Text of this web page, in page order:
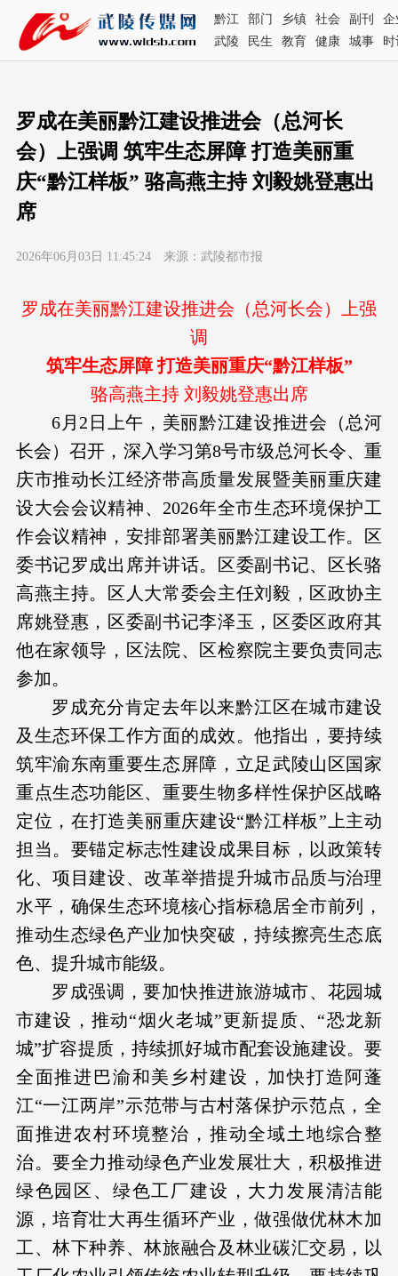
黔江 部门 乡镇 社会 副刊
企
武陵
民生 教育 健康 城事 时
罗成在美丽黔江建设推进会（总河长
会）上强调 筑牢生态屏障 打造美丽重
庆“黔江样板” 骆高燕主持 刘毅姚登惠出
席
2026年06月03日 11:45:24 来源：武陵都市报
罗成在美丽黔江建设推进会（总河长会）上强
调
筑牢生态屏障 打造美丽重庆“黔江样板”
骆高燕主持 刘毅姚登惠出席
6月2日上午，美丽黔江建设推进会（总河
长会）召开，深入学习第8号市级总河长令、重
庆市推动长江经济带高质量发展暨美丽重庆建
设大会会议精神、2026年全市生态环境保护工
作会议精神，安排部署美丽黔江建设工作。区
委书记罗成出席并讲话。区委副书记、区长骆
高燕主持。区人大常委会主任刘毅，区政协主
席姚登惠，区委副书记李泽玉，区委区政府其
他在家领导，区法院、区检察院主要负责同志
参加。
罗成充分肯定去年以来黔江区在城市建设
及生态环保工作方面的成效。他指出，要持续
筑牢渝东南重要生态屏障，立足武陵山区国家
重点生态功能区、重要生物多样性保护区战略
定位，在打造美丽重庆建设“黔江样板”上主动
担当。要锚定标志性建设成果目标，以政策转
化、项目建设、改革举措提升城市品质与治理
水平，确保生态环境核心指标稳居全市前列，
推动生态绿色产业加快突破，持续擦亮生态底
色、提升城市能级。
罗成强调，要加快推进旅游城市、花园城
市建设，推动“烟火老城”更新提质、“恐龙新
城”扩容提质，持续抓好城市配套设施建设。要
全面推进巴渝和美乡村建设，加快打造阿蓬
江“一江两岸”示范带与古村落保护示范点，全
面推进农村环境整治，推动全域土地综合整
治。要全力推动绿色产业发展壮大，积极推进
绿色园区、绿色工厂建设，大力发展清洁能
源，培育壮大再生循环产业，做强做优林木加
工、林下种养、林旅融合及林业碳汇交易，以